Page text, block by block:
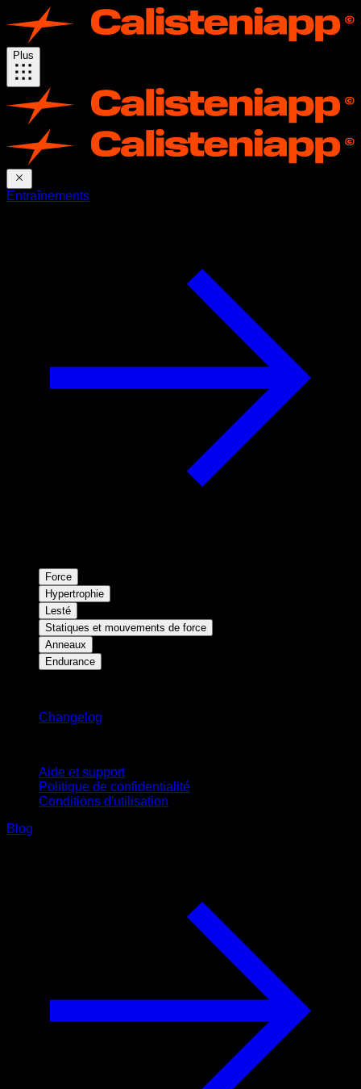
Plus
Entraînements
Force
Hypertrophie
Lesté
Statiques et mouvements de force
Anneaux
Endurance
Changelog
Aide et support
Politique de confidentialité
Conditions d'utilisation
Blog